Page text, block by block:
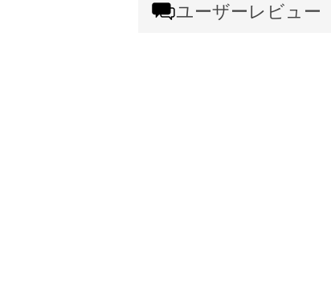
ユーザーレビュー